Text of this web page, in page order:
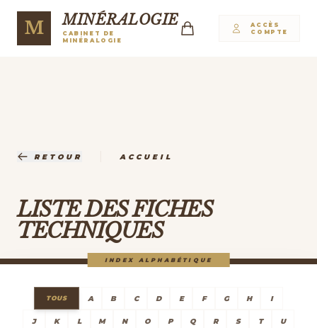
M MINÉRALOGIE
CABINET DE
MINÉRALOGIE
ACCÈS
COMPTE
RETOUR ACCUEIL
LISTE DES FICHES
TECHNIQUES
INDEX ALPHABÉTIQUE
TOUS A B C D E F G H I
J K L M N O P Q R S T U